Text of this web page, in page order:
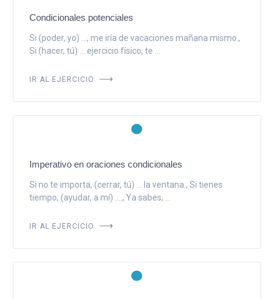
Condicionales potenciales
Si (poder, yo) ..., me iría de vacaciones mañana mismo.,
Si (hacer, tú) ... ejercicio físico, te ...
IR AL EJERCICIO
Imperativo en oraciones condicionales
Si no te importa, (cerrar, tú) ... la ventana., Si tienes
tiempo, (ayudar, a mí) ...., Ya sabes, ...
IR AL EJERCICIO